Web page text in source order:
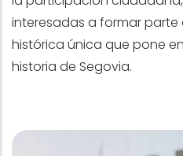
interesadas a formar
histórica única que pone
historia de Segovia.